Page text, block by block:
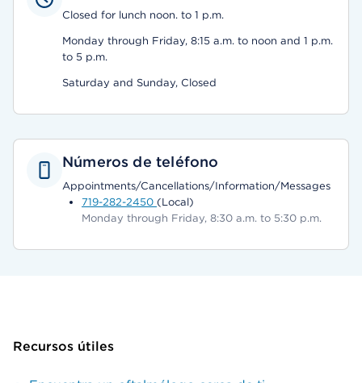
Closed for lunch noon. to 1 p.m.
Monday through Friday, 8:15 a.m. to noon and 1 p.m.
to 5 p.m.
Saturday and Sunday, Closed
Números de teléfono
Appointments/Cancellations/Information/Messages
719-282-2450 (Local)
Monday through Friday, 8:30 a.m. to 5:30 p.m.
Recursos útiles